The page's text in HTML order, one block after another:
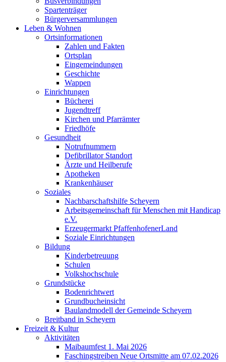
Spartenträger
Bürgerversammlungen
Leben & Wohnen
Ortsinformationen
Zahlen und Fakten
Ortsplan
Eingemeindungen
Geschichte
Wappen
Einrichtungen
Bücherei
Jugendtreff
Kirchen und Pfarrämter
Friedhöfe
Gesundheit
Notrufnummern
Defibrillator Standort
Ärzte und Heilberufe
Apotheken
Krankenhäuser
Soziales
Nachbarschaftshilfe Scheyern
Arbeitsgemeinschaft für Menschen mit Handicap
e.V.
Erzeugermarkt PfaffenhofenerLand
Soziale Einrichtungen
Bildung
Kinderbetreuung
Schulen
Volkshochschule
Grundstücke
Bodenrichtwert
Grundbucheinsicht
Baulandmodell der Gemeinde Scheyern
Breitband in Scheyern
Freizeit & Kultur
Aktivitäten
Maibaumfest 1. Mai 2026
Faschingstreiben Neue Ortsmitte am 07.02.2026